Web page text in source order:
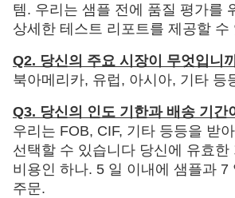
템. 우리는 샘플 전에 품질 평가를
상세한 테스트 리포트를 제공할 수
Q2. 당신의 주요 시장이 무엇입니
북아메리카, 유럽, 아시아, 기타 등
Q3. 당신의 인도 기한과 배송 기간
우리는 FOB, CIF, 기타 등등을 받
선택할 수 있습니다 당신에 유효한
비용인 하나. 5 일 이내에 샘플과 7
주문.